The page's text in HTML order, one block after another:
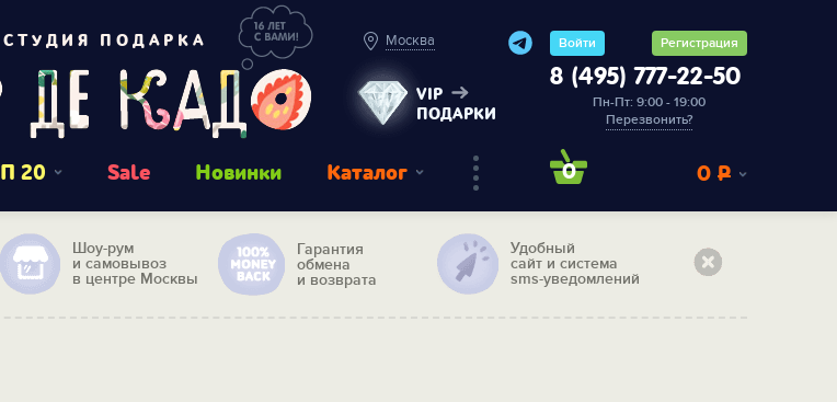
СТУДИЯ ПОДАРКА Москва
VIP
ПОДАРКИ
Войти Регистрация
8 (495) 777-22-50
Пн-Пт: 9:00 - 19:00
Перезвонить?
20 Sale Новинки Каталог 0 0 Р
Шоу-рум
и самовывоз
в центре Москвы
Гарантия
обмена
и возврата
Удобный
сайт и система
sms-уведомлений